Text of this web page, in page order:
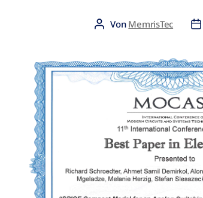
Von MemrisTec